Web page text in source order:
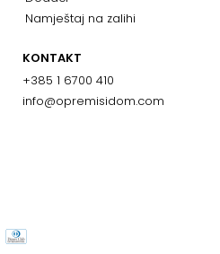
Namještaj na zalihi
KONTAKT
+385 1 6700 410
info@opremisidom.com